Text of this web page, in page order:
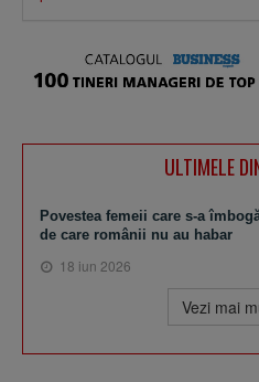
ULTIMELE
Povestea femeii care s-a
de care românii nu au habar
18 iun 2026
Vezi mai